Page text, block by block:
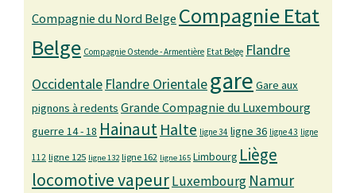
Compagnie du Nord Belge Compagnie Etat
Belge Compagnie Ostende - Armentière Etat Belge Flandre
Occidentale Flandre Orientalegare Gare aux
pignons à redents Grande Compagnie du Luxembourg
guerre 14 - 18 Hainaut Halte ligne 34 ligne 36 ligne 43 ligne
112 ligne 125 ligne 132 ligne 162 ligne 165 Limbourg Liège
locomotive vapeurLuxembourg Namur